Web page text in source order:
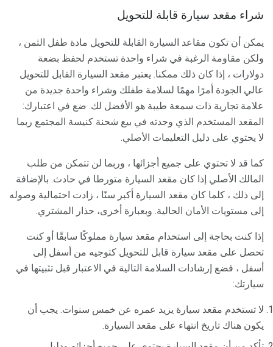
شراء مقعد سيارة قابلة للتحويل
يمكن أن تكون مقاعد السيارة القابلة للتحويل مادة طفل الثمن ،
ولكن مقاومة الرغبة في شراء واحدة تستخدم لحفظ بضعة
دولارات ، إذا كان ذلك ممكنا. يعتبر مقعد السيارة القابل للتحويل
عالي الجودة أمرًا مهمًا لسلامة طفلك وشراء واحدة جديدة من
علامة تجارية ذات سمعة طيبة هو الأفضل لك. ضع في اعتبارك:
المقعد المستخدم الذي وجدته في بيع شحنة كنيسة المجتمع ربما
لا يحتوي على دليل التعليمات الأصلي.
كما قد لا تحتوي على جميع أجزائها ، وربما لن تتمكن من طلب
المالك الأصلي إذا كان مقعد السيارة متورطا في حادث. بالإضافة
إلى ذلك ، كلما كان مقعد السيارة أكبر سنًا ، زادت احتمالية وصوله
إلى مستويات الأمان الحالية. وبعبارة أخرى، حذار المشتري.
إذا كنت بحاجة إلى استخدام مقعد سيارة مملوكًا سابقًا أو كنت
تحصل على مقعد سيارة قابل للتحويل كتوجيه من أسفل إلى
أسفل ، فضع إرشادات السلامة التالية في الاعتبار قبل تثبيتها في
سيارتك:
لا تستخدم مقعد سيارة يزيد عمره عن خمس سنوات. يجب أن
يكون هناك تاريخ انتهاء على مقعد السيارة.